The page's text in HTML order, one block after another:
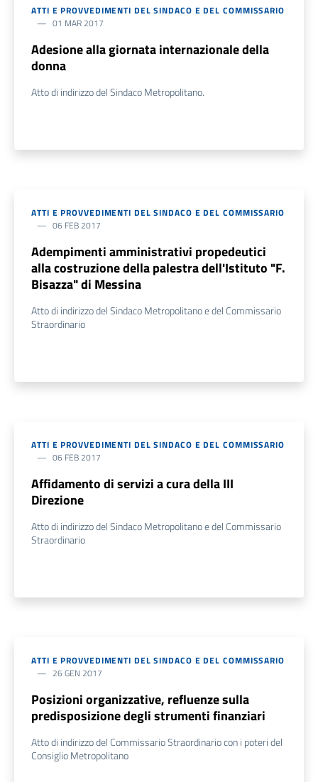
ATTI E PROVVEDIMENTI DEL SINDACO E DEL COMMISSARIO
01 MAR 2017
Adesione alla giornata internazionale della
donna
Atto di indirizzo del Sindaco Metropolitano.
ATTI E PROVVEDIMENTI DEL SINDACO E DEL COMMISSARIO
06 FEB 2017
Adempimenti amministrativi propedeutici
alla costruzione della palestra dell'Istituto "F.
Bisazza" di Messina
Atto di indirizzo del Sindaco Metropolitano e del Commissario
Straordinario
ATTI E PROVVEDIMENTI DEL SINDACO E DEL COMMISSARIO
06 FEB 2017
Affidamento di servizi a cura della III
Direzione
Atto di indirizzo del Sindaco Metropolitano e del Commissario
Straordinario
ATTI E PROVVEDIMENTI DEL SINDACO E DEL COMMISSARIO
26 GEN 2017
Posizioni organizzative, refluenze sulla
predisposizione degli strumenti finanziari
Atto di indirizzo del Commissario Straordinario con i poteri del
Consiglio Metropolitano